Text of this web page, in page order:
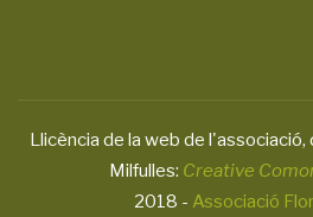
Llicència de la web de l'associació,
Milfulles: Creative
2018 - Associació